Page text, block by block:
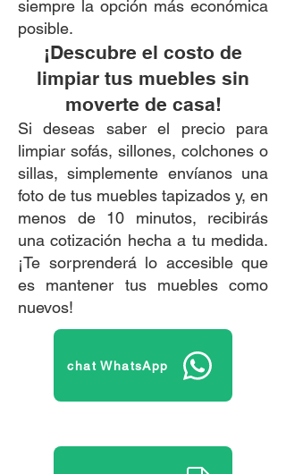
siempre la opción más económica
posible.
¡Descubre el costo de
limpiar tus muebles sin
moverte de casa!
Si deseas saber el precio para
limpiar sofás, sillones, colchones o
sillas, simplemente envíanos una
foto de tus muebles tapizados y, en
menos de 10 minutos, recibirás
una cotización hecha a tu medida.
¡Te sorprenderá lo accesible que
es mantener tus muebles como
nuevos!
chat WhatsApp